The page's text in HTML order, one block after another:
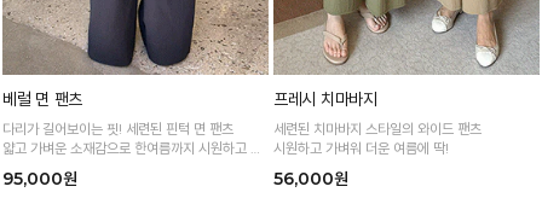
베럴 면 팬츠
다리가 길어보이는 핏! 세련된 핀턱 면 팬츠
얇고 가벼운 소재감으로 한여름까지 시원하고 쾌
95,000원
프레시 치마바지
세련된 치마바지 스타일의 와이드 팬츠
시원하고 가벼워 더운 여름에 딱!
56,000원